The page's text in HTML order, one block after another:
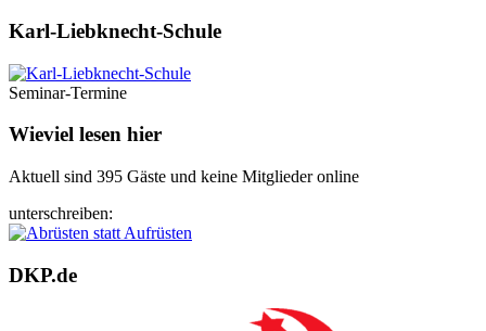
Karl-Liebknecht-­Schule
Seminar-Termine
Wieviel lesen hier
Aktuell sind 395 Gäste und keine Mitglieder online
unterschreiben:
DKP.de